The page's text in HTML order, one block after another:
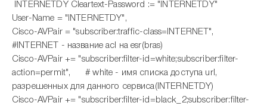
INTERNETDY Cleartext-Password := "INTERNETDY"
User-Name = "INTERNETDY",
Cisco-AVPair = "subscriber:traffic-class=INTERNET",
#INTERNET - название acl на esr(bras)
Cisco-AVPair += "subscriber:filter-id=white;subscriber:filter-
action=permit", # white - имя списка доступа url,
разрешенных для данного сервиса(INTERNETDY)
Cisco-AVPair += "subscriber:filter-id=black_2;subscriber:filter-